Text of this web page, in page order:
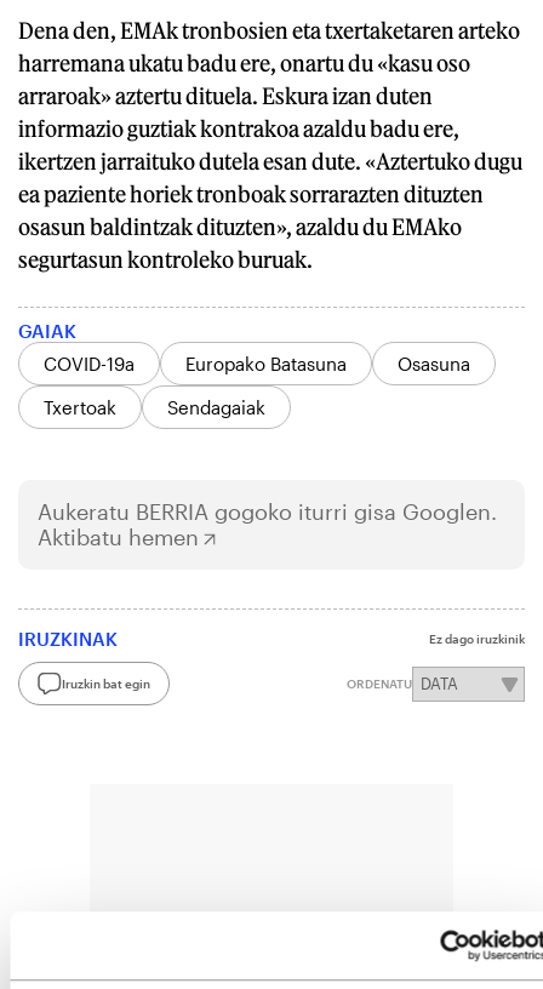
Dena den, EMAk tronbosien eta txertaketaren arteko
harremana ukatu badu ere, onartu du «kasu oso
arraroak» aztertu dituela. Eskura izan duten
informazio guztiak kontrakoa azaldu badu ere,
ikertzen jarraituko dutela esan dute. «Aztertuko dugu
ea paziente horiek tronboak sorrarazten dituzten
osasun baldintzak dituzten», azaldu du EMAko
segurtasun kontroleko buruak.
GAIAK
COVID-19a
Europako Batasuna
Osasuna
Txertoak
Sendagaiak
Aukeratu BERRIA gogoko iturri gisa Googlen.
Aktibatu hemen
IRUZKINAK Ez dago iruzkinik
Iruzkin bat egin ORDENATU